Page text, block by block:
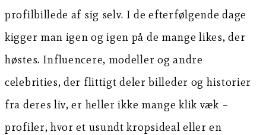
profilbillede af sig selv. I de efterfølgende dage
kigger man igen og igen på de mange likes, der
høstes. Influencere, modeller og andre
celebrities, der flittigt deler billeder og historier
fra deres liv, er heller ikke mange klik væk –
profiler, hvor et usundt kropsideal eller en